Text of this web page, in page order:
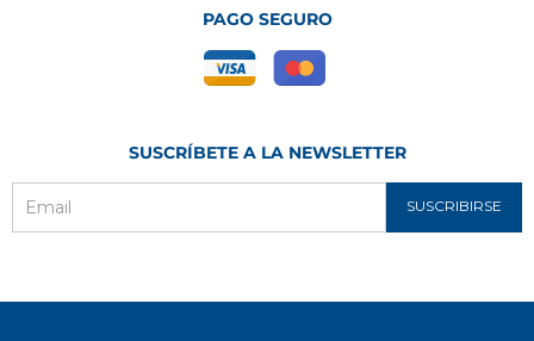
PAGO SEGURO
SUSCRÍBETE A LA NEWSLETTER
SUSCRIBIRSE